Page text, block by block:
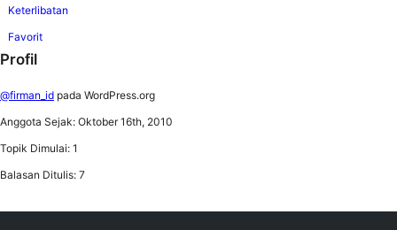
Keterlibatan
Favorit
Profil
@firman_id pada WordPress.org
Anggota Sejak: Oktober 16th, 2010
Topik Dimulai: 1
Balasan Ditulis: 7